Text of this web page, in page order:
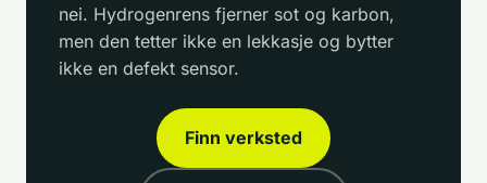
nei. Hydrogenrens fjerner sot og karbon,
men den tetter ikke en lekkasje og bytter
ikke en defekt sensor.
Finn verksted